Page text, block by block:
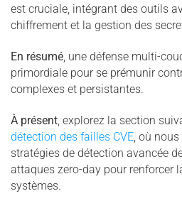
est cruciale, intégrant des outils
chiffrement et la gestion des
En résumé , une défense multi-
primordiale pour se prémunir
complexes et persistantes.
À présent , explorez la section
détection des failles CVE , où
stratégies de détection avancée
attaques zero-day pour renforcer
systèmes.